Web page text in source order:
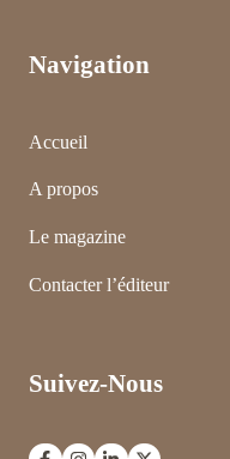
Navigation
Accueil
A propos
Le magazine
Contacter l’éditeur
Suivez-Nous